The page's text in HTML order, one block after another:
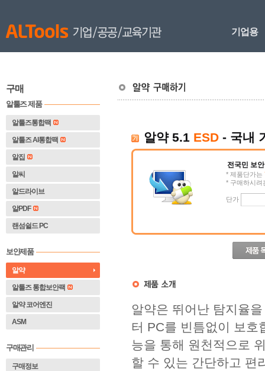
기업용
구매
알툴즈 제품
알툴즈통합팩
알툴즈 AI통합팩
알집
알씨
알드라이브
알PDF
랜섬쉴드 PC
보안제품
알약
알툴즈 통합보안팩
알약 코어엔진
ASM
구매관리
구매정보
알약 5.1 ESD - 국내
전국민 보
* 제품단가는
* 구매하시려
단가
알약은 뛰어난 탐지율
터 PC를 빈틈없이 보호
능을 통해 원천적으로
할 수 있는 간단하고 편